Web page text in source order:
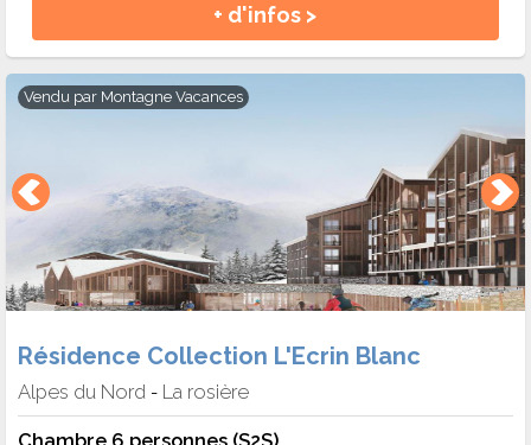
+ d'infos >
Vendu par Montagne Vacances
Résidence Collection L'Ecrin Blanc
Alpes du Nord - La rosière
Chambre 6 personnes (S2S)